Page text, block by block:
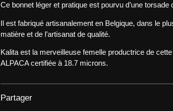
Ce bonnet léger et pratique est pourvu d’une torsade
Il est fabriqué artisanalement en Belgique, dans le
matière et de l’artisanat de qualité.
Kalita est la merveilleuse femelle productrice de
ALPACA certifiée à 18.7 microns.
Partager